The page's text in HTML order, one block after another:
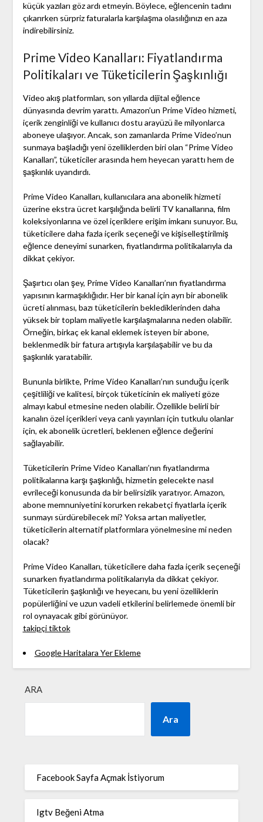
küçük yazıları göz ardı etmeyin. Böylece, eğlencenin tadını
çıkarırken sürpriz faturalarla karşılaşma olasılığınızı en aza
indirebilirsiniz.
Prime Video Kanalları: Fiyatlandırma
Politikaları ve Tüketicilerin Şaşkınlığı
Video akış platformları, son yıllarda dijital eğlence
dünyasında devrim yarattı. Amazon’un Prime Video hizmeti,
içerik zenginliği ve kullanıcı dostu arayüzü ile milyonlarca
aboneye ulaşıyor. Ancak, son zamanlarda Prime Video’nun
sunmaya başladığı yeni özelliklerden biri olan “Prime Video
Kanalları”, tüketiciler arasında hem heyecan yarattı hem de
şaşkınlık uyandırdı.
Prime Video Kanalları, kullanıcılara ana abonelik hizmeti
üzerine ekstra ücret karşılığında belirli TV kanallarına, film
koleksiyonlarına ve özel içeriklere erişim imkanı sunuyor. Bu,
tüketicilere daha fazla içerik seçeneği ve kişiselleştirilmiş
eğlence deneyimi sunarken, fiyatlandırma politikalarıyla da
dikkat çekiyor.
Şaşırtıcı olan şey, Prime Video Kanalları’nın fiyatlandırma
yapısının karmaşıklığıdır. Her bir kanal için ayrı bir abonelik
ücreti alınması, bazı tüketicilerin beklediklerinden daha
yüksek bir toplam maliyetle karşılaşmalarına neden olabilir.
Örneğin, birkaç ek kanal eklemek isteyen bir abone,
beklenmedik bir fatura artışıyla karşılaşabilir ve bu da
şaşkınlık yaratabilir.
Bununla birlikte, Prime Video Kanalları’nın sunduğu içerik
çeşitliliği ve kalitesi, birçok tüketicinin ek maliyeti göze
almayı kabul etmesine neden olabilir. Özellikle belirli bir
kanalın özel içerikleri veya canlı yayınları için tutkulu olanlar
için, ek abonelik ücretleri, beklenen eğlence değerini
sağlayabilir.
Tüketicilerin Prime Video Kanalları’nın fiyatlandırma
politikalarına karşı şaşkınlığı, hizmetin gelecekte nasıl
evrileceği konusunda da bir belirsizlik yaratıyor. Amazon,
abone memnuniyetini korurken rekabetçi fiyatlarla içerik
sunmayı sürdürebilecek mi? Yoksa artan maliyetler,
tüketicilerin alternatif platformlara yönelmesine mi neden
olacak?
Prime Video Kanalları, tüketicilere daha fazla içerik seçeneği
sunarken fiyatlandırma politikalarıyla da dikkat çekiyor.
Tüketicilerin şaşkınlığı ve heyecanı, bu yeni özelliklerin
popülerliğini ve uzun vadeli etkilerini belirlemede önemli bir
rol oynayacak gibi görünüyor.
takipçi tiktok
Google Haritalara Yer Ekleme
ARA
Ara
Facebook Sayfa Açmak İstiyorum
Igtv Beğeni Atma